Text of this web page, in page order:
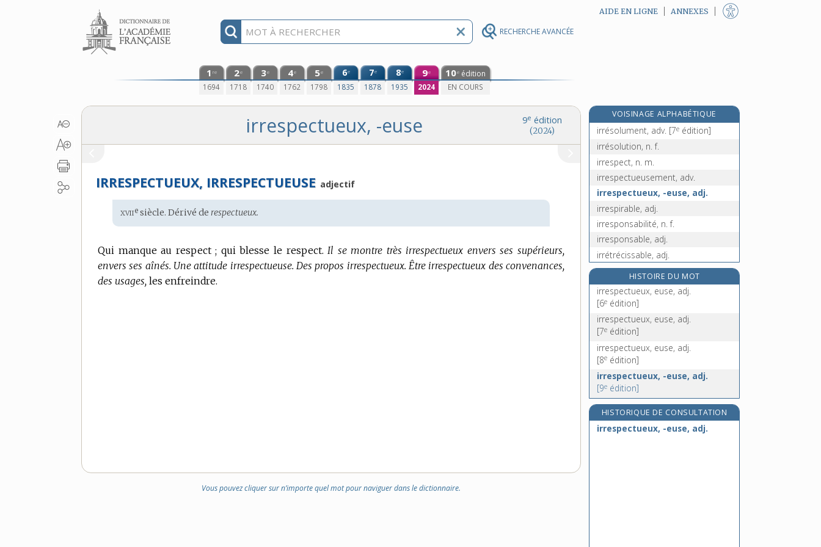
RECHERCHE AVANCÉE
Aller au contenu AIDE EN LIGNE ANNEXES
1 re
1694
2e
1718
3e
1740
4e
1762
5e
1798
6e
1835
7e
1878
8e
1935
9e
2024
10e édition
EN COURS
9e édition
(2024)
irrespectueux, -euse
IRRESPECTUEUX, IRRESPECTUEUSE adjectif
Étymologie
:
xviie siècle. Dérivé derespectueux.
Qui manque au respect ; qui blesse le respect. Il se montre très irrespectueux envers ses supérieurs,
envers ses aînés. Une attitude irrespectueuse. Des propos irrespectueux. Être irrespectueux des convenances,
des usages, les enfreindre.
Vous pouvez cliquer sur n’importe quel mot pour naviguer dans le dictionnaire.
VOISINAGE ALPHABÉTIQUE
irrésolu, -ue, adj.
irrésolument, adv. [7e édition]
irrésolution, n. f.
irrespect, n. m.
irrespectueusement, adv.
irrespectueux, -euse, adj.
irrespirable, adj.
irresponsabilité, n. f.
irresponsable, adj.
irrétrécissable, adj.
irrévéremment, adv.[7eédition]
irrévérence, n. f.
irrévérencieusement, adv.
irrévérencieux, -ieuse, adj.
irrévérent, -ente, adj.
HISTOIRE DU MOT
irrespectueux, euse, adj.
[6e édition]
irrespectueux, euse, adj.
[7e édition]
irrespectueux, euse, adj.
[8e édition]
irrespectueux, -euse, adj.
[9e édition]
HISTORIQUE DE CONSULTATION
irrespectueux, -euse, adj.